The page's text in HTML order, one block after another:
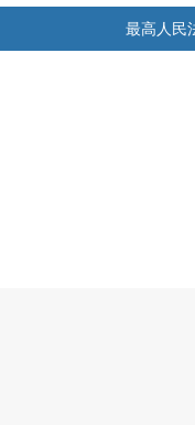
最高人民